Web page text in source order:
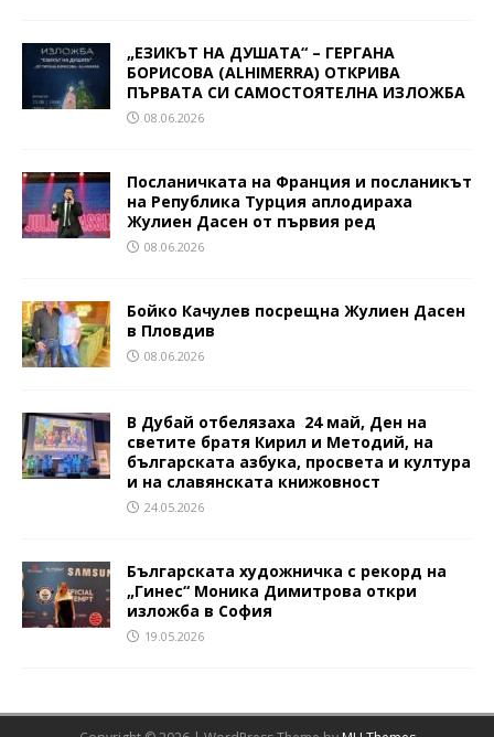
„ЕЗИКЪТ НА ДУШАТА“ – ГЕРГАНА
БОРИСОВА (ALHIMERRA) ОТКРИВА
ПЪРВАТА СИ САМОСТОЯТЕЛНА ИЗЛОЖБА
08.06.2026
Посланичката на Франция и посланикът
на Република Турция аплодираха
Жулиен Дасен от първия ред
08.06.2026
Бойко Качулев посрещна Жулиен Дасен
в Пловдив
08.06.2026
В Дубай отбелязаха 24 май, Ден на
светите братя Кирил и Методий, на
българската азбука, просвета и култура
и на славянската книжовност
24.05.2026
Българската художничка с рекорд на
„Гинес“ Моника Димитрова откри
изложба в София
19.05.2026